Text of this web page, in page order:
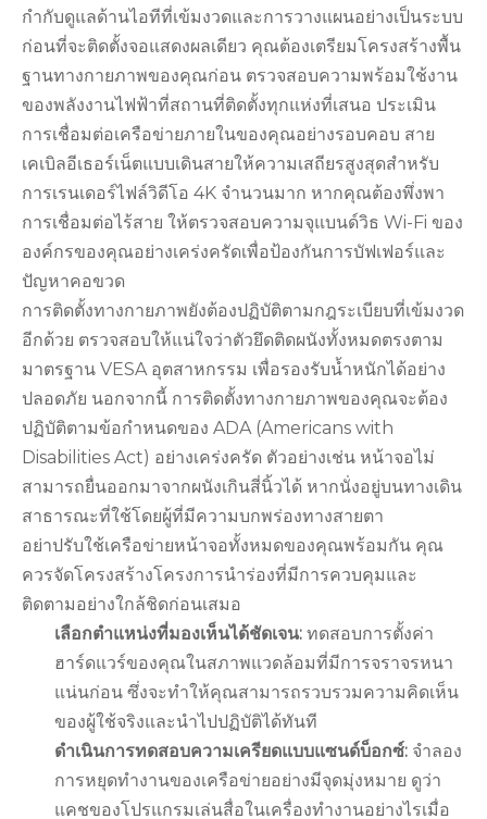
กำกับดูแลด้านไอทีที่เข้มงวดและการวางแผนอย่างเป็นระบบ
ก่อนที่จะติดตั้งจอแสดงผลเดียว คุณต้องเตรียมโครงสร้างพื้น
ฐานทางกายภาพของคุณก่อน ตรวจสอบความพร้อมใช้งาน
ของพลังงานไฟฟ้าที่สถานที่ติดตั้งทุกแห่งที่เสนอ ประเมิน
การเชื่อมต่อเครือข่ายภายในของคุณอย่างรอบคอบ สาย
เคเบิลอีเธอร์เน็ตแบบเดินสายให้ความเสถียรสูงสุดสำหรับ
การเรนเดอร์ไฟล์วิดีโอ 4K จำนวนมาก หากคุณต้องพึ่งพา
การเชื่อมต่อไร้สาย ให้ตรวจสอบความจุแบนด์วิธ Wi-Fi ของ
องค์กรของคุณอย่างเคร่งครัดเพื่อป้องกันการบัฟเฟอร์และ
ปัญหาคอขวด
การติดตั้งทางกายภาพยังต้องปฏิบัติตามกฎระเบียบที่เข้มงวด
อีกด้วย ตรวจสอบให้แน่ใจว่าตัวยึดติดผนังทั้งหมดตรงตาม
มาตรฐาน VESA อุตสาหกรรม เพื่อรองรับน้ำหนักได้อย่าง
ปลอดภัย นอกจากนี้ การติดตั้งทางกายภาพของคุณจะต้อง
ปฏิบัติตามข้อกำหนดของ ADA (Americans with
Disabilities Act) อย่างเคร่งครัด ตัวอย่างเช่น หน้าจอไม่
สามารถยื่นออกมาจากผนังเกินสี่นิ้วได้ หากนั่งอยู่บนทางเดิน
สาธารณะที่ใช้โดยผู้ที่มีความบกพร่องทางสายตา
อย่าปรับใช้เครือข่ายหน้าจอทั้งหมดของคุณพร้อมกัน คุณ
ควรจัดโครงสร้างโครงการนำร่องที่มีการควบคุมและ
ติดตามอย่างใกล้ชิดก่อนเสมอ
เลือกตำแหน่งที่มองเห็นได้ชัดเจน: ทดสอบการตั้งค่า
ฮาร์ดแวร์ของคุณในสภาพแวดล้อมที่มีการจราจรหนา
แน่นก่อน ซึ่งจะทำให้คุณสามารถรวบรวมความคิดเห็น
ของผู้ใช้จริงและนำไปปฏิบัติได้ทันที
ดำเนินการทดสอบความเครียดแบบแซนด์บ็อกซ์: จำลอง
การหยุดทำงานของเครือข่ายอย่างมีจุดมุ่งหมาย ดูว่า
แคชของโปรแกรมเล่นสื่อในเครื่องทำงานอย่างไรเมื่อ